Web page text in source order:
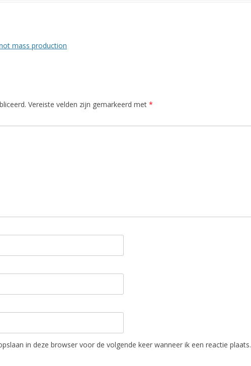
mass production
Vereiste velden zijn gemarkeerd met *
in deze browser voor de volgende keer wanneer ik een reactie plaats.